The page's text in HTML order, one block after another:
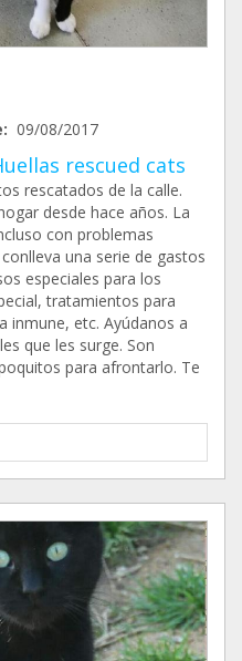
09/08/2017
rescued cats
rescatados de la calle.
desde hace años. La
con problemas
una serie de gastos
especiales para los
tratamientos para
inmune, etc. Ayúdanos a
que les surge. Son
para afrontarlo. Te